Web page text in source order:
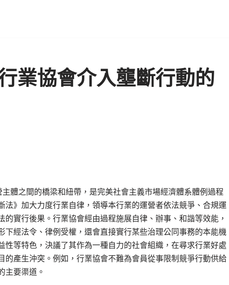
業協會介入壟斷行動的
體之間的橋梁和紐帶，是完美社會主義市場經濟體系體例過程
法》加大力度行業自律，領導本行業的運營者依法競爭、合規運
實行後果。行業協會經由過程施展自律、辦事、和諧等效能，
經法令、律例受權，還會直接實行某些治理公同事務的本能機
性等特色，決議了其作為一種自力的社會組織，在尋求行業好處
的產生沖突。例如，行業協會不難為會員從事限制競爭行動供給
主要渠道。